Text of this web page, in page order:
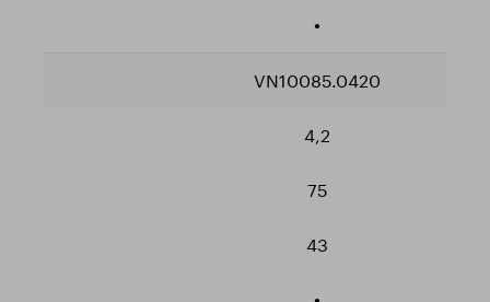
•
VN10085.0420
4,2
75
43